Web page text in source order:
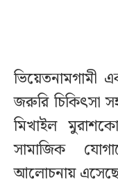
ভিয়েতনামগামী
জরুরি চিকিৎসা
মিখাইল
সামাজিক
আলোচনায়